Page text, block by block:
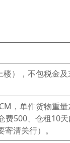
），不包税金
，单件货物重
500、仓租10
清关行）。